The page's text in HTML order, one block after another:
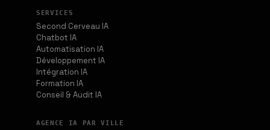
SERVICES
Second Cerveau IA
Chatbot IA
Automatisation IA
Développement IA
Intégration IA
Formation IA
Conseil & Audit IA
AGENCE IA PAR VILLE